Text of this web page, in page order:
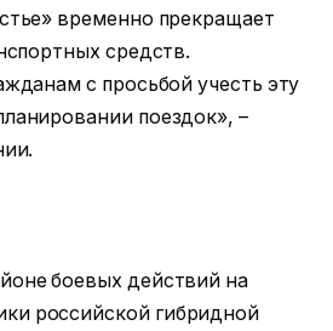
временно прекращает
средств.
с просьбой учесть эту
поездок», –
боевых действий на
российской гибридной